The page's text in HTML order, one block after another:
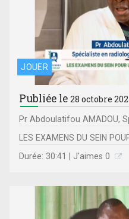
JOUER
Publiée le28 octobre
Pr Abdoulatifou AMADOU,
LES EXAMENS DU SEIN
Durée: 30:41 | J'aimes 0